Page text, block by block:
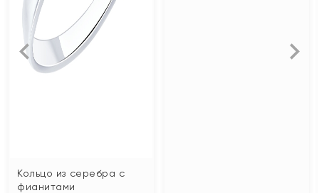
Кольцо из серебра с
фианитами